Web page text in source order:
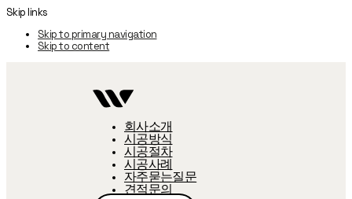
Skip links
Skip to primary navigation
Skip to content
회사소개
시공방식
시공절차
시공사례
자주묻는질문
견적문의